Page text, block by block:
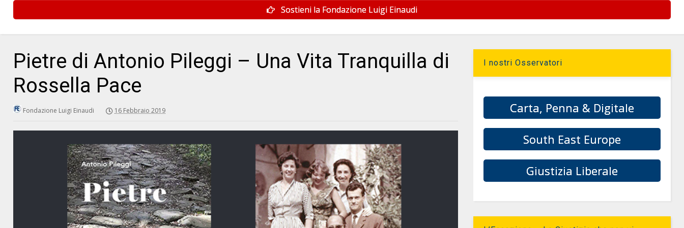
Sostieni la Fondazione Luigi Einaudi
Pietre di Antonio Pileggi – Una Vita Tranquilla di
Rossella Pace
Fondazione Luigi Einaudi 16 Febbraio 2019
I nostri Osservatori
Carta, Penna & Digitale
South East Europe
Giustizia Liberale